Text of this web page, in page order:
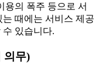
용의 폭주 등으로 서
때에는 서비스 제공
수 있습니다.
의무)